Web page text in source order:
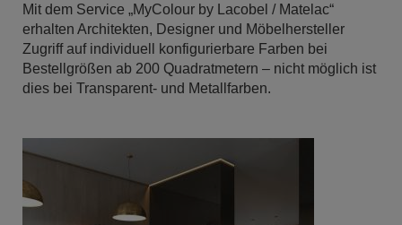
Mit dem Service „MyColour by Lacobel / Matelac“
erhalten Architekten, Designer und Möbelhersteller
Zugriff auf individuell konfigurierbare Farben bei
Bestellgrößen ab 200 Quadratmetern – nicht möglich ist
dies bei Transparent- und Metallfarben.